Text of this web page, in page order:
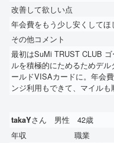
改善して欲しい点
年会費をもう少し安くしてほ
その他コメント
最初はSuMi TRUST CLUB
ルを積極的にためるためデ
ールドVISAカードに。年会
ンジ利用もできて、マイルも
takaYさん 男性 42歳
年収
職業